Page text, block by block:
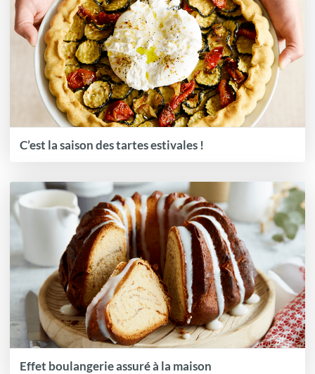
C’est la saison des tartes estivales !
Effet boulangerie assuré à la maison